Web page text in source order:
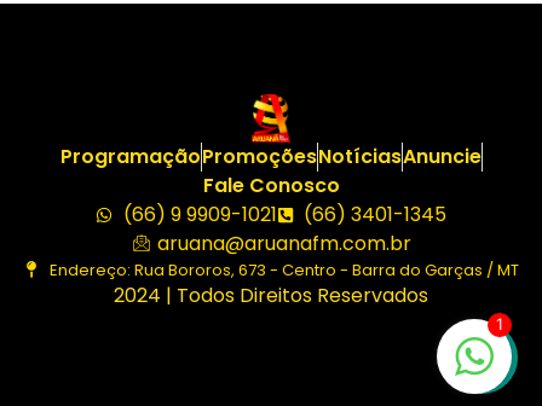
ProgramaçãoPromoçõesNotíciasAnuncie
Fale Conosco
(66) 9 9909-1021
(66) 3401-1345
aruana@aruanafm.com.br
Endereço: Rua Bororos, 673 - Centro - Barra do Garças / MT
2024 | Todos Direitos Reservados
1